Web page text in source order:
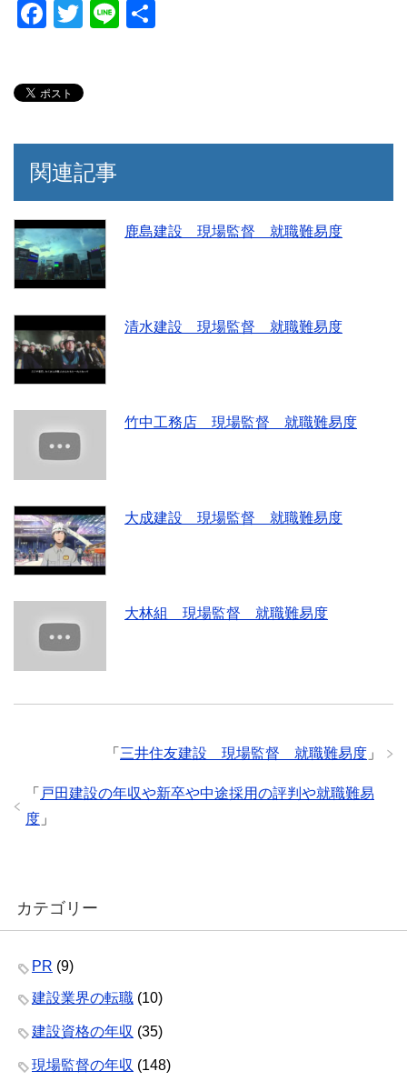
F
e
o
o
k
T
er
Li
関連記事
鹿島建設 現場監督 就職難易度
清水建設 現場監督 就職難易度
竹中工務店 現場監督 就職難易度
大成建設 現場監督 就職難易度
大林組 現場監督 就職難易度
「 三井住友建設 現場監督 就職難易度 」
「 戸田建設の年収や新卒や中途採用の評判や就職難易
度 」
カテゴリー
PR (9)
建設業界の転職 (10)
建設資格の年収 (35)
現場監督の年収 (148)